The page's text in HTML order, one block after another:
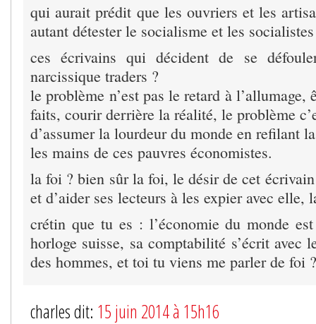
qui aurait prédit que les ouvriers et les
autant détester le socialisme et les
ces écrivains qui décident de se
narcissique traders ?
le problème n’est pas le retard à l’allumage,
faits, courir derrière la réalité, le problème
d’assumer la lourdeur du monde en refilant
les mains de ces pauvres économistes.
la foi ? bien sûr la foi, le désir de cet écrivain
et d’aider ses lecteurs à les expier avec elle,
crétin que tu es : l’économie du monde
horloge suisse, sa comptabilité s’écrit avec
des hommes, et toi tu viens me parler de foi ?
charles dit: 15 juin 2014 à 15h16